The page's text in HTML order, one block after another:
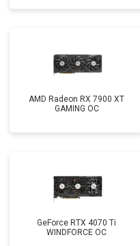
AMD Radeon RX 7900 XT
GAMING OC
GeForce RTX 4070 Ti
WINDFORCE OC